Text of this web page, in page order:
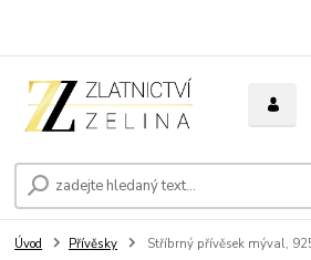
Úvod Přívěsky Stříbrný přívěsek mýval,